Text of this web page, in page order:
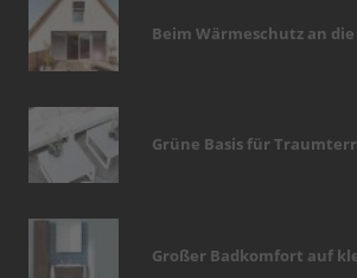
Beim Wärmeschutz an
Grüne Basis für
Großer Badkomfort auf